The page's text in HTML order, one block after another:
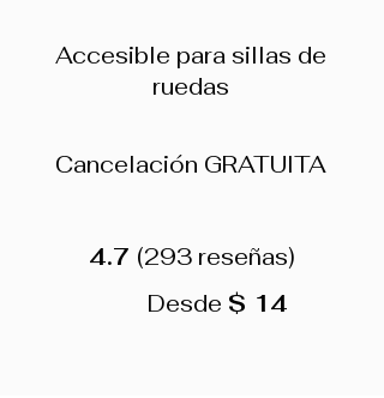
Accesible para sillas de
ruedas
Cancelación GRATUITA
4.7 (293 reseñas)
Desde $ 14